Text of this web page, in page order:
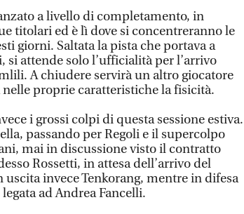
a livello di completamento, in
titolari ed è lì dove si concentreranno le
giorni. Saltata la pista che portava a
attende solo l’ufficialità per l’arrivo
A chiudere servirà un altro giocatore
nelle proprie caratteristiche la fisicità.
i grossi colpi di questa sessione estiva.
passando per Regoli e il supercolpo
mai in discussione visto il contratto
Rossetti, in attesa dell’arrivo del
invece Tenkorang, mentre in difesa
ad Andrea Fancelli.